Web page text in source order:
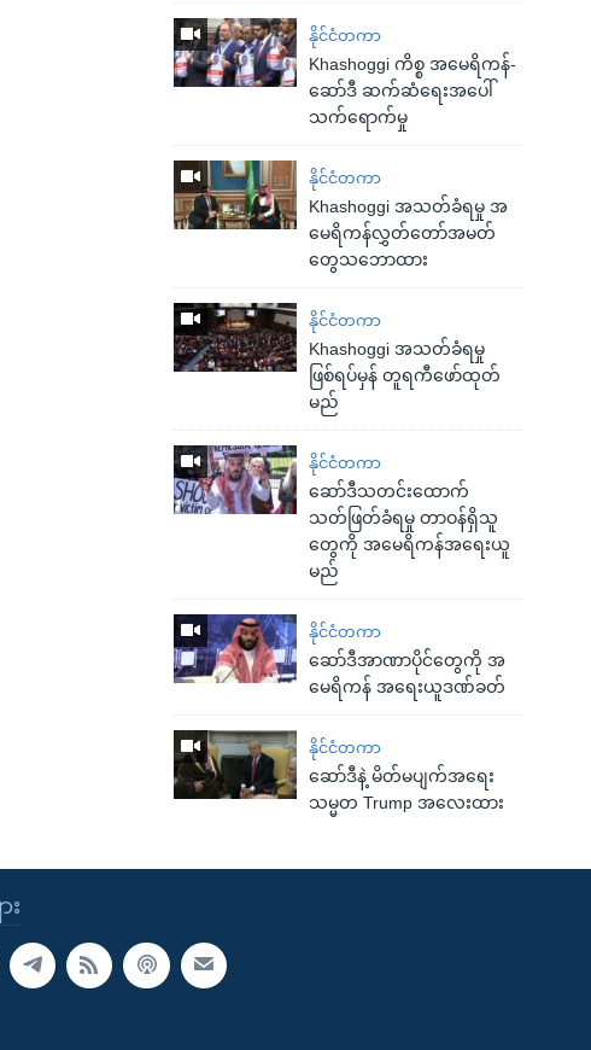
နိုင်ငံတကာ
Khashoggi ကိစ္စ အမေရိကန်-
ဆော်ဒီ ဆက်ဆံရေးအပေါ်
သက်ရောက်မှု
နိုင်ငံတကာ
Khashoggi အသတ်ခံရမှု အ
မေရိကန်လွှတ်တော်အမတ်
တွေသဘောထား
နိုင်ငံတကာ
Khashoggi အသတ်ခံရမှု
ဖြစ်ရပ်မှန် တူရကီဖော်ထုတ်
မည်
နိုင်ငံတကာ
ဆော်ဒီသတင်းထောက်
သတ်ဖြတ်ခံရမှု တာဝန်ရှိသူ
တွေကို အမေရိကန်အရေးယူ
မည်
နိုင်ငံတကာ
ဆော်ဒီအာဏာပိုင်တွေကို အ
မေရိကန် အရေးယူဒဏ်ခတ်
နိုင်ငံတကာ
ဆော်ဒီနဲ့ မိတ်မပျက်အရေး
သမ္မတ Trump အလေးထား